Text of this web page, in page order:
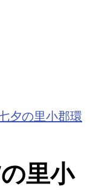
夕の里小郡環
里小